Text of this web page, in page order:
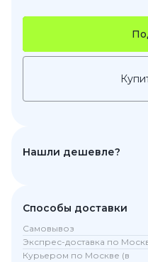
Нашли дешевле?
Способы доставки
Самовывоз
Экспрес-доставка по
Курьером по Москве (в